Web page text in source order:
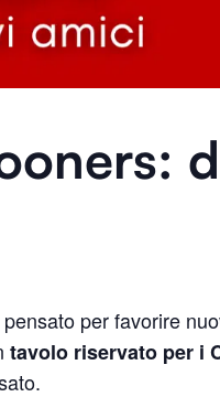
per favorire
tavolo riservato per i